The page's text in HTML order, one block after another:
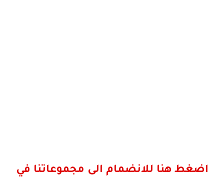
اضغط هنا للانضمام الى مجموعاتنا في